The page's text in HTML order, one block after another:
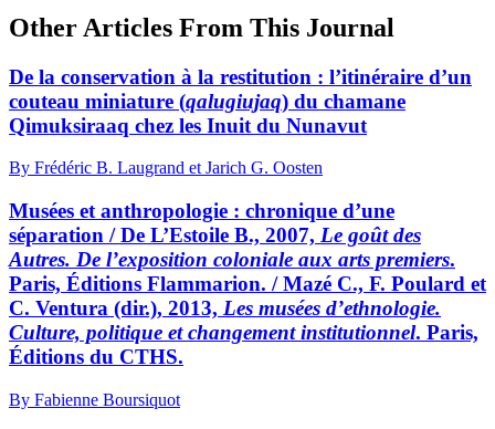
Other Articles From This Journal
De la conservation à la restitution : l’itinéraire d’un
couteau miniature (qalugiujaq) du chamane
Qimuksiraaq chez les Inuit du Nunavut
By Frédéric B. Laugrand et Jarich G. Oosten
Musées et anthropologie : chronique d’une
séparation /De L’Estoile B., 2007, Le goût des
Autres. De l’exposition coloniale aux arts premiers.
Paris, Éditions Flammarion. / Mazé C., F. Poulard et
C. Ventura (dir.), 2013, Les musées d’ethnologie.
Culture, politique et changement institutionnel. Paris,
Éditions du CTHS.
By Fabienne Boursiquot